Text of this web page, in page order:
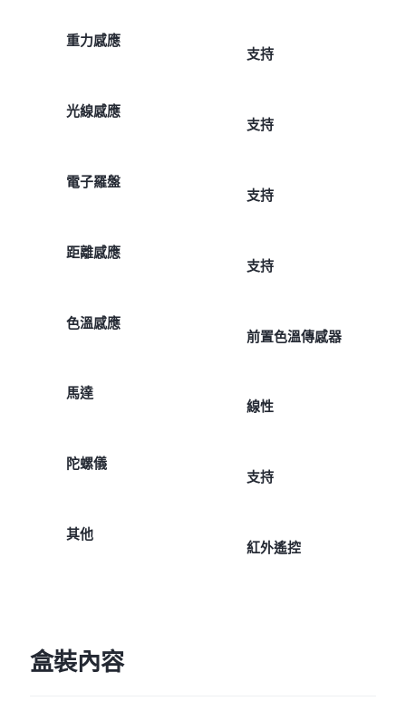
重力感應
支持
光線感應
支持
電子羅盤
支持
距離感應
支持
色溫感應
前置色溫傳感器
馬達
線性
陀螺儀
支持
其他
紅外遙控
盒裝內容